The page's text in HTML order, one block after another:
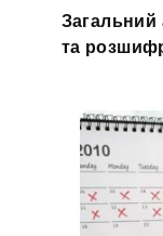
Загальний
та